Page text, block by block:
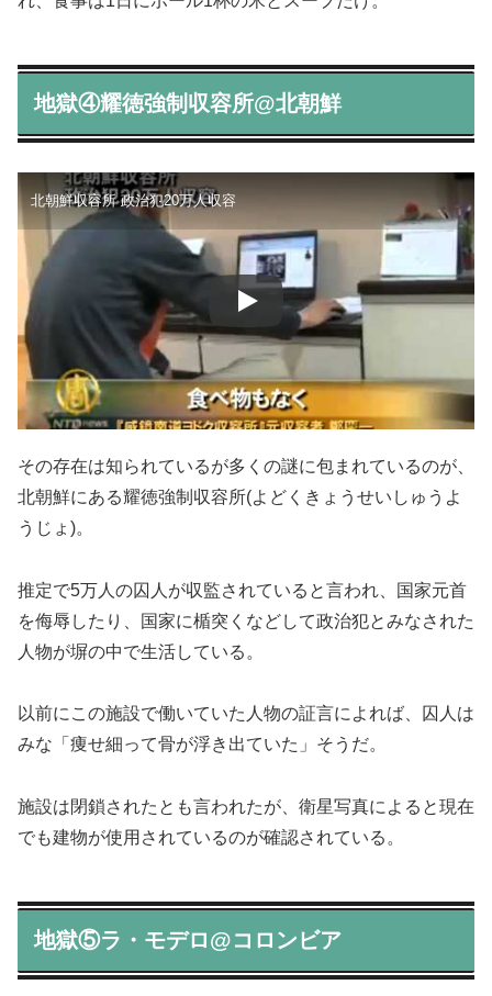
地獄④耀徳強制収容所@北朝鮮
北朝鮮収容所 政治犯20万人収容
その存在は知られているが多くの謎に包まれているのが、
北朝鮮にある耀徳強制収容所(よどくきょうせいしゅうよ
うじょ)。
推定で5万人の囚人が収監されていると言われ、国家元首
を侮辱したり、国家に楯突くなどして政治犯とみなされた
人物が塀の中で生活している。
以前にこの施設で働いていた人物の証言によれば、囚人は
みな「痩せ細って骨が浮き出ていた」そうだ。
施設は閉鎖されたとも言われたが、衛星写真によると現在
でも建物が使用されているのが確認されている。
地獄⑤ラ・モデロ@コロンビア